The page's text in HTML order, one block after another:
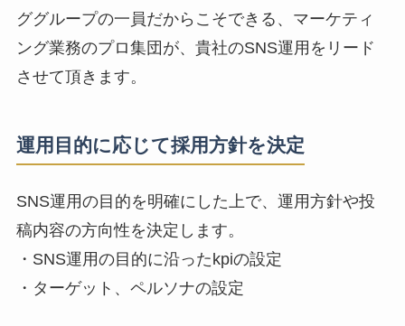
ググループの一員だからこそできる、マーケティ
ング業務のプロ集団が、貴社のSNS運用をリード
させて頂きます。
運用目的に応じて採用方針を決定
SNS運用の目的を明確にした上で、運用方針や投
稿内容の方向性を決定します。
・SNS運用の目的に沿ったkpiの設定
・ターゲット、ペルソナの設定